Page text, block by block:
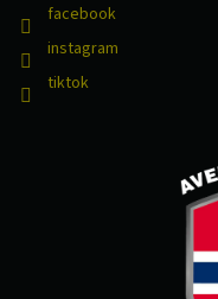
facebook
instagram
tiktok